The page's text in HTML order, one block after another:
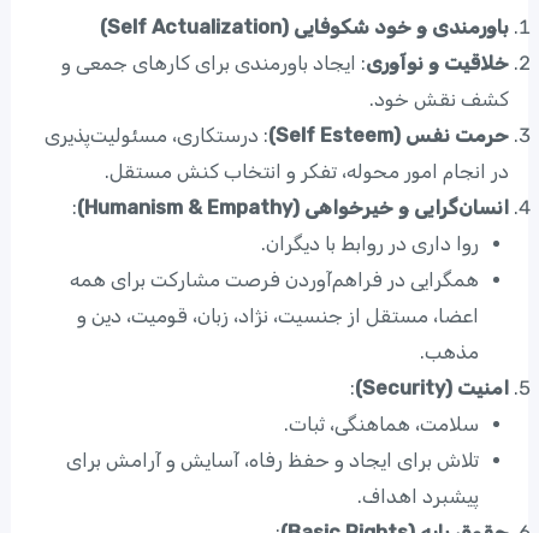
باورمندی و خود شکوفایی (Self Actualization)
خلاقیت و نوآوری: ایجاد باورمندی برای کارهای جمعی و
کشف نقش خود.
حرمت نفس (Self Esteem)
: درستکاری، مسئولیت‌پذیری
در انجام امور محوله، تفکر و انتخاب کنش مستقل.
انسان‌گرایی و خیرخواهی (Humanism & Empathy)
:
روا داری در روابط با دیگران.
همگرایی در فراهم‌آوردن فرصت مشارکت برای همه
اعضا، مستقل از جنسیت، نژاد، زبان، قومیت، دین و
مذهب.
امنیت (Security)
:
سلامت، هماهنگی، ثبات.
تلاش برای ایجاد و حفظ رفاه، آسایش و آرامش برای
پیشبرد اهداف.